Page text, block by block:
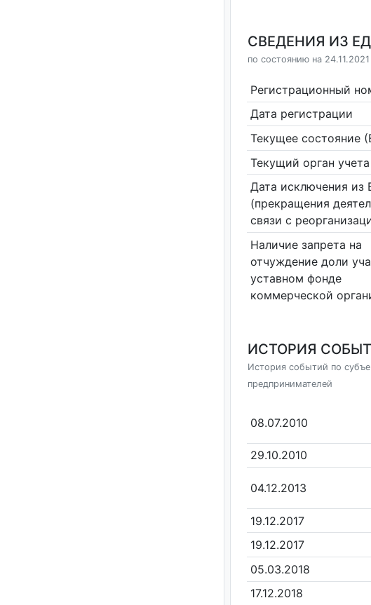
СВЕДЕНИЯ ИЗ
по состоянию на 24.11.2021
Регистрационный
Дата регистрации
Текущее состояние
Текущий орган учета
Дата исключения из
(прекращения
связи с
Наличие запрета на
отчуждение доли
уставном фонде
коммерческой
ИСТОРИЯ
История событий по
предпринимателей
08.07.2010
29.10.2010
04.12.2013
19.12.2017
19.12.2017
05.03.2018
17.12.2018